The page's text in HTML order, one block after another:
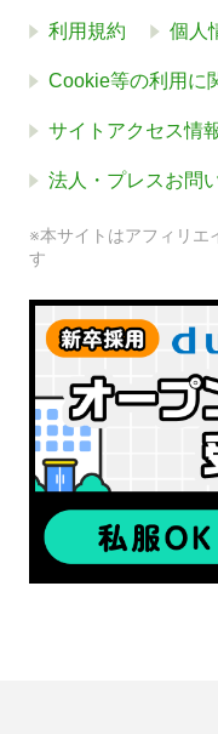
利用規約 個人
Cookie等の利用に
サイトアクセス情
法人・プレスお問
※本サイトはアフィリエ
す